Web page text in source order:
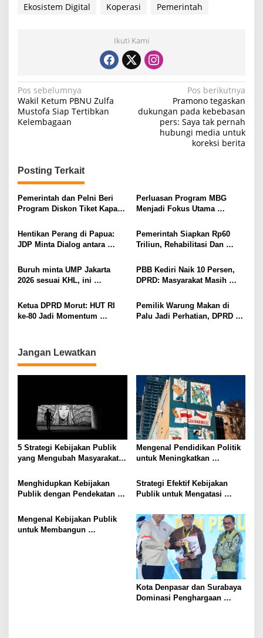
Ekosistem Digital Koperasi Pemerintah
Ikuti Kami
N
a
v
a
s
i
o
Pos sebelumnya
Wakil Ketum PBNU Zulfa
Mustofa Siap Tertibkan
Kelembagaan
Pos berikutnya
Pramono tegaskan
dukungan pada kebebasan
pers: Saya tak pernah
hubungi media untuk
koreksi berita
Posting Terkait
Pemerintah dan Pelni Beri
Program Diskon Tiket Kapal
Sekolah 2026
Perluasan Program MBG
Menjadi Fokus Utama
Operasikan 19.188 SPPG
Tahun 2026, 55 Juta Penerima
Hentikan Perang di Papua:
JDP Minta Dialog antara
TPNPB
Pemerintah Siapkan Rp60
Triliun, Rehabilitasi Dan
Sumatra
Buruh minta UMP Jakarta
2026 sesuai KHL, ini
pemerintah
PBB Kediri Naik 10 Persen,
DPRD: Masyarakat Masih
Ketua DPRD Morut: HUT RI
ke-80 Jadi Momentum
Pemilik Warung Makan di
Palu Jadi Perhatian, DPRD
Jangan Lewatkan
5 Strategi Kebijakan Publik
yang Mengubah Masyarakat
Mengenal Pendidikan Politik
untuk Meningkatkan
Menghidupkan Kebijakan
Publik dengan Pendekatan
Strategi Efektif Kebijakan
Publik untuk Mengatasi
Terpencil
Mengenal Kebijakan Publik
untuk Membangun
Kota Denpasar dan Surabaya
Dominasi Penghargaan